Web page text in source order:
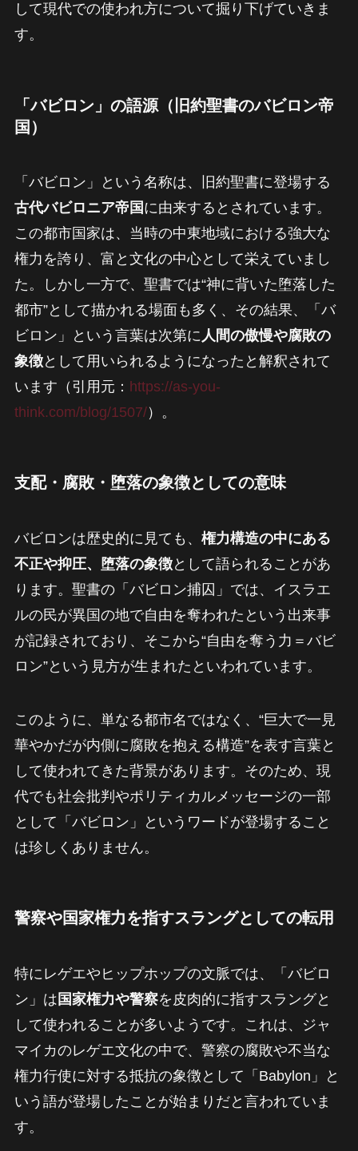
して現代での使われ方について掘り下げていきま
す。
「バビロン」の語源（旧約聖書のバビロン帝
国）
「バビロン」という名称は、旧約聖書に登場する
古代バビロニア帝国 に由来するとされています。
この都市国家は、当時の中東地域における強大な
権力を誇り、富と文化の中心として栄えていまし
た。しかし一方で、聖書では“神に背いた堕落した
都市”として描かれる場面も多く、その結果、「バ
ビロン」という言葉は次第に 人間の傲慢や腐敗の
象徴として用いられるようになったと解釈されて
います（引用元： https://as-you-
think.com/blog/1507/）。
支配・腐敗・堕落の象徴としての意味
バビロンは歴史的に見ても、 権力構造の中にある
不正や抑圧、堕落の象徴として語られることがあ
ります。聖書の「バビロン捕囚」では、イスラエ
ルの民が異国の地で自由を奪われたという出来事
が記録されており、そこから“自由を奪う力＝バビ
ロン”という見方が生まれたといわれています。
このように、単なる都市名ではなく、“巨大で一見
華やかだが内側に腐敗を抱える構造”を表す言葉と
して使われてきた背景があります。そのため、現
代でも社会批判やポリティカルメッセージの一部
として「バビロン」というワードが登場すること
は珍しくありません。
警察や国家権力を指すスラングとしての転用
特にレゲエやヒップホップの文脈では、「バビロ
ン」は 国家権力や警察を皮肉的に指すスラングと
して使われることが多いようです。これは、ジャ
マイカのレゲエ文化の中で、警察の腐敗や不当な
権力行使に対する抵抗の象徴として「Babylon」と
いう語が登場したことが始まりだと言われていま
す。